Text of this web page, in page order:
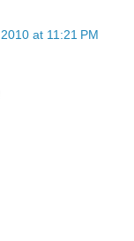
at 11:21 PM